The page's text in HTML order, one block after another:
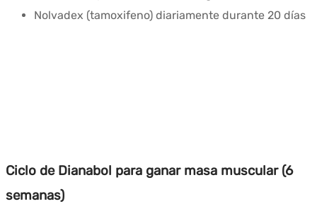
Nolvadex (tamoxifeno) diariamente durante 20 días
Ciclo de Dianabol para ganar masa muscular (6
semanas)